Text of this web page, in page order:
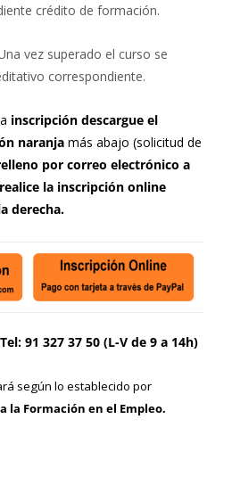
crédito de formación.
vez superado el curso se
correspondiente.
inscripción descargue el
naranja más abajo (solicitud de
por correo electrónico a
la inscripción online
derecha.
91 327 37 50 (L-V de 9 a 14h)
según lo establecido por
la Formación en el Empleo.